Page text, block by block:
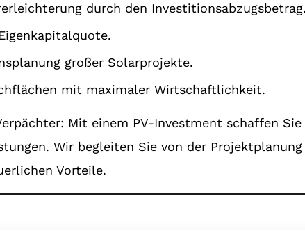
durch den Investitionsabzugsbetrag.
großer Solarprojekte.
mit maximaler Wirtschaftlichkeit.
Mit einem PV-Investment schaffen
Wir begleiten Sie von der
Vorteile.